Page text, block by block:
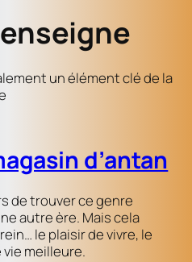
enseigne
un élément clé de la
d’antan
de trouver ce genre
autre ère. Mais cela
le plaisir de vivre, le
meilleure.